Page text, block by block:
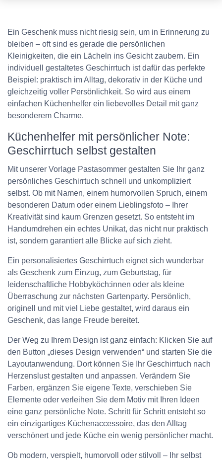
Ein Geschenk muss nicht riesig sein, um in Erinnerung zu
bleiben – oft sind es gerade die persönlichen
Kleinigkeiten, die ein Lächeln ins Gesicht zaubern. Ein
individuell gestaltetes Geschirrtuch ist dafür das perfekte
Beispiel: praktisch im Alltag, dekorativ in der Küche und
gleichzeitig voller Persönlichkeit. So wird aus einem
einfachen Küchenhelfer ein liebevolles Detail mit ganz
besonderem Charme.
Küchenhelfer mit persönlicher Note:
Geschirrtuch selbst gestalten
Mit unserer Vorlage Pastasommer gestalten Sie Ihr ganz
persönliches Geschirrtuch schnell und unkompliziert
selbst. Ob mit Namen, einem humorvollen Spruch, einem
besonderen Datum oder einem Lieblingsfoto – Ihrer
Kreativität sind kaum Grenzen gesetzt. So entsteht im
Handumdrehen ein echtes Unikat, das nicht nur praktisch
ist, sondern garantiert alle Blicke auf sich zieht.
Ein personalisiertes Geschirrtuch eignet sich wunderbar
als Geschenk zum Einzug, zum Geburtstag, für
leidenschaftliche Hobbyköch:innen oder als kleine
Überraschung zur nächsten Gartenparty. Persönlich,
originell und mit viel Liebe gestaltet, wird daraus ein
Geschenk, das lange Freude bereitet.
Der Weg zu Ihrem Design ist ganz einfach: Klicken Sie auf
den Button „dieses Design verwenden“ und starten Sie die
Layoutanwendung. Dort können Sie Ihr Geschirrtuch nach
Herzenslust gestalten und anpassen. Verändern Sie
Farben, ergänzen Sie eigene Texte, verschieben Sie
Elemente oder verleihen Sie dem Motiv mit Ihren Ideen
eine ganz persönliche Note. Schritt für Schritt entsteht so
ein einzigartiges Küchenaccessoire, das den Alltag
verschönert und jede Küche ein wenig persönlicher macht.
Ob modern, verspielt, humorvoll oder stilvoll – Ihr selbst